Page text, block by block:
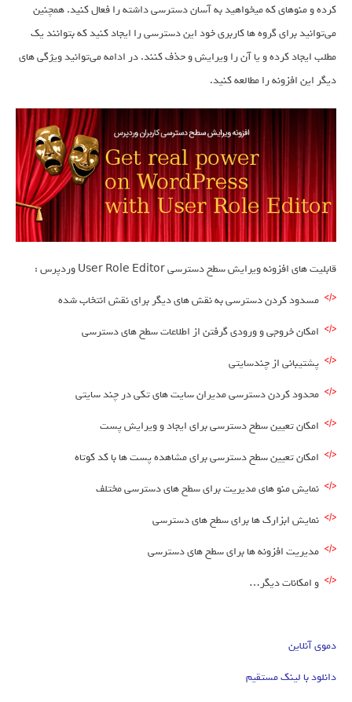
کرده و منوهای که میخواهید به آسان دسترسی داشته را فعال کنید. همچنین
می‌توانید برای گروه ها کاربری خود این دسترسی را ایجاد کنید که بتوانند یک
مطلب ایجاد کرده و یا آن را ویرایش و حذف کنند. در ادامه می‌توانید ویژگی های
دیگر این افزونه را مطالعه کنید.
قابلیت های افزونه ویرایش سطح دسترسی User Role Editor وردپرس :
مسدود کردن دسترسی به نقش های دیگر برای نقش انتخاب شده
امکان خروجی و ورودی گرفتن از اطلاعات سطح های دسترسی
پشتیبانی از چندسایتی
محدود کردن دسترسی مدیران سایت های تکی در چند سایتی
امکان تعیین سطح دسترسی برای ایجاد و ویرایش پست
امکان تعیین سطح دسترسی برای مشاهده پست ها با کد کوتاه
نمایش منو های مدیریت برای سطح های دسترسی مختلف
نمایش ابزارک ها برای سطح های دسترسی
مدیریت افزونه ها برای سطح های دسترسی
و امکانات دیگر…
دموی آنلاین
دانلود با لینک مستقیم